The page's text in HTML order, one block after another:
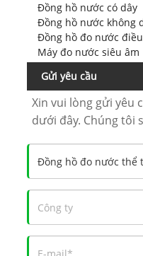
Đồng hồ nước có dây
Đồng hồ nước không
Đồng hồ đo nước
Máy đo nước siêu âm
Gửi yêu cầu
Xin vui lòng gửi yêu
dưới đây. Chúng tôi